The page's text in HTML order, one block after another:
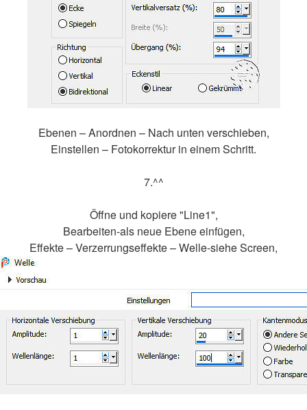
Ebenen – Anordnen – Nach unten verschieben,
Einstellen – Fotokorrektur in einem Schritt.
7.^^
Öffne und kopiere "Line1",
Bearbeiten-als neue Ebene einfügen,
Effekte – Verzerrungseffekte – Welle-siehe Screen,